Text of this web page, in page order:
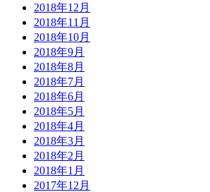
2018年12月
2018年11月
2018年10月
2018年9月
2018年8月
2018年7月
2018年6月
2018年5月
2018年4月
2018年3月
2018年2月
2018年1月
2017年12月